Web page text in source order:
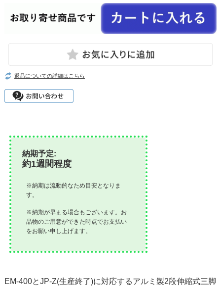
返品についての詳細はこちら
納期予定:
約1週間程度
※納期は流動的なため目安となりま
す。
※納期が早まる場合もございます。お
品物のご用意ができた時点でお支払い
をお願い申し上げます。
EM-400とJP-Z(生産終了)に対応するアルミ製2段伸縮式三脚